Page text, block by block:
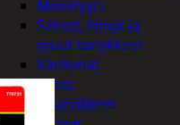
Miniatyyri
Sakset, liimat ja
muut tarvikkeet
Värikynät
Harrasteet
Käsityötarvikkeet